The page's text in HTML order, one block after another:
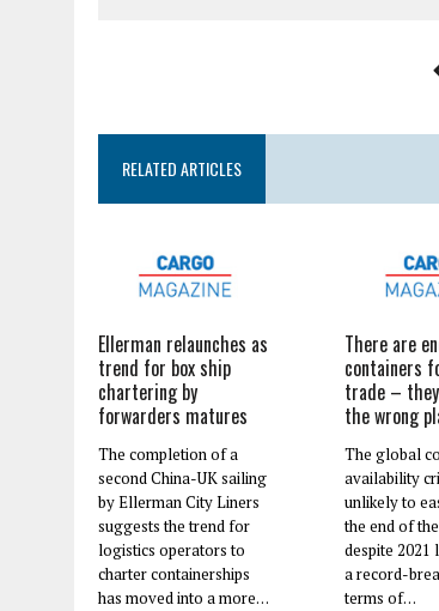
RELATED ARTICLES
Ellerman relaunches as
trend for box ship
chartering by
forwarders matures
The completion of a
second China-UK sailing
by Ellerman City Liners
suggests the trend for
logistics operators to
charter containerships
has moved into a more…
There are
containers
trade –
the wrong
The global
availability
unlikely to
the end of
despite 2021
a record-
terms of…